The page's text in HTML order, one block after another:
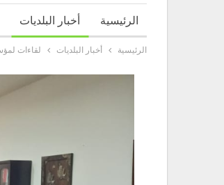
الرئيسية أخبار البلديات
الرئيسية أخبار البلديات لقاءات